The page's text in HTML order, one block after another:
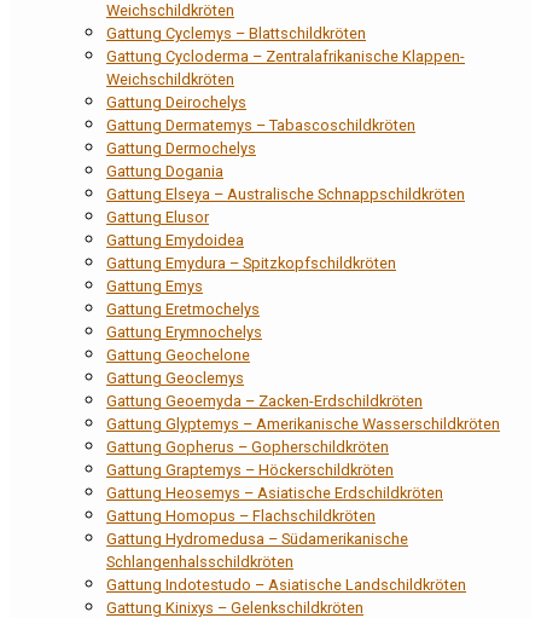
Weichschildkröten
Gattung Cyclemys – Blattschildkröten
Gattung Cycloderma – Zentralafrikanische Klappen-
Weichschildkröten
Gattung Deirochelys
Gattung Dermatemys – Tabascoschildkröten
Gattung Dermochelys
Gattung Dogania
Gattung Elseya – Australische Schnappschildkröten
Gattung Elusor
Gattung Emydoidea
Gattung Emydura – Spitzkopfschildkröten
Gattung Emys
Gattung Eretmochelys
Gattung Erymnochelys
Gattung Geochelone
Gattung Geoclemys
Gattung Geoemyda – Zacken-Erdschildkröten
Gattung Glyptemys – Amerikanische Wasserschildkröten
Gattung Gopherus – Gopherschildkröten
Gattung Graptemys – Höckerschildkröten
Gattung Heosemys – Asiatische Erdschildkröten
Gattung Homopus – Flachschildkröten
Gattung Hydromedusa – Südamerikanische
Schlangenhalsschildkröten
Gattung Indotestudo – Asiatische Landschildkröten
Gattung Kinixys – Gelenkschildkröten